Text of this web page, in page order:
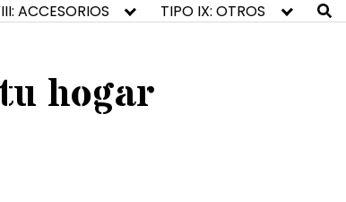
ACCESORIOS TIPO IX: OTROS
hogar